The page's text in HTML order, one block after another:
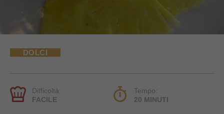
DOLCI
Difficoltà:
FACILE
Tempo:
20 MINUTI